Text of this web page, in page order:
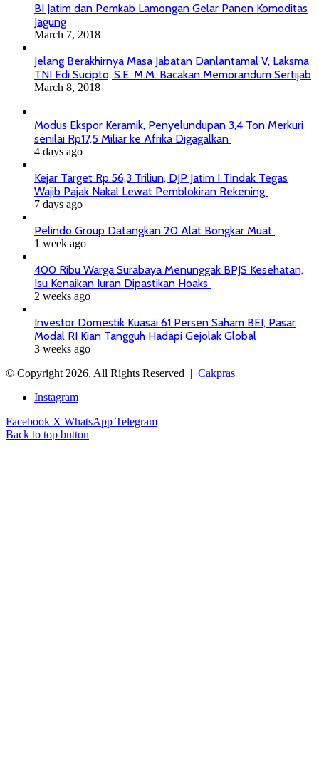
BI Jatim dan Pemkab Lamongan Gelar Panen Komoditas
Jagung
March 7, 2018
Jelang Berakhirnya Masa Jabatan Danlantamal V, Laksma
TNI Edi Sucipto, S.E. M.M. Bacakan Memorandum Sertijab
March 8, 2018
Modus Ekspor Keramik, Penyelundupan 3,4 Ton Merkuri
senilai Rp17,5 Miliar ke Afrika Digagalkan
4 days ago
Kejar Target Rp.56,3 Triliun, DJP Jatim I Tindak Tegas
Wajib Pajak Nakal Lewat Pemblokiran Rekening
7 days ago
Pelindo Group Datangkan 20 Alat Bongkar Muat
1 week ago
400 Ribu Warga Surabaya Menunggak BPJS Kesehatan,
Isu Kenaikan Iuran Dipastikan Hoaks
2 weeks ago
Investor Domestik Kuasai 61 Persen Saham BEI, Pasar
Modal RI Kian Tangguh Hadapi Gejolak Global
3 weeks ago
© Copyright 2026, All Rights Reserved | Cakpras
Instagram
Facebook X WhatsApp Telegram
Back to top button